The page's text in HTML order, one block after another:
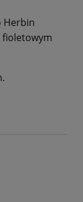
Herbin
fioletowym